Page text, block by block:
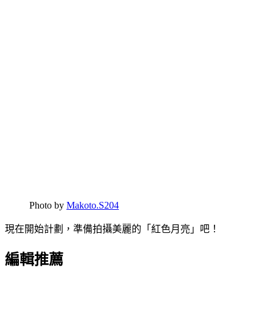
Photo by Makoto.S204
現在開始計劃，準備拍攝美麗的「紅色月亮」吧！
編輯推薦